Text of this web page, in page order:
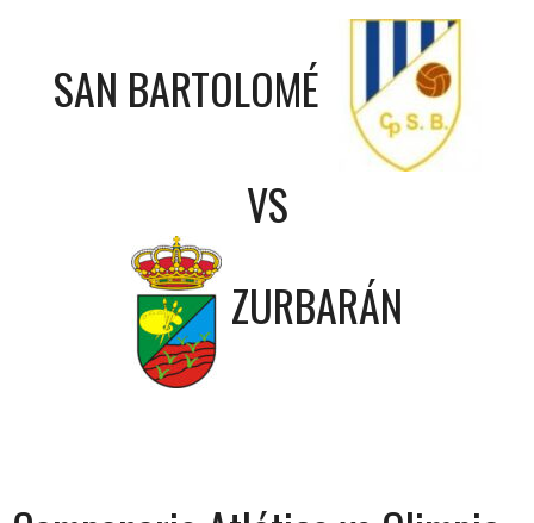
SAN BARTOLOMÉ
VS
ZURBARÁN